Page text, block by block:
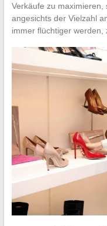
Verkäufe zu
angesichts der Vielzahl
immer flüchtiger werden,